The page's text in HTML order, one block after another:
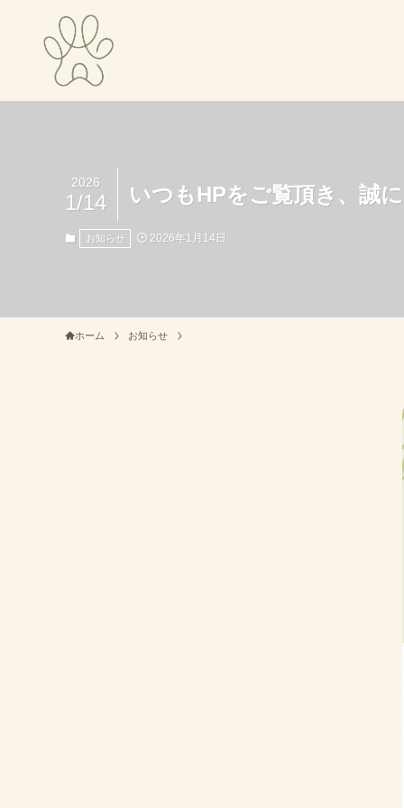
いつもHPをご覧頂き、誠
2026
1/14
お知らせ 2026年1月14日
ホーム お知らせ